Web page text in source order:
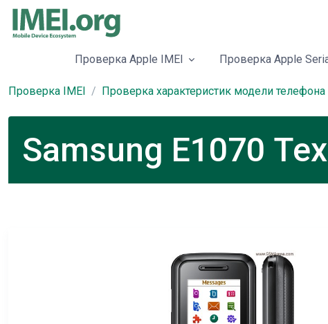
Проверка Apple IMEI Проверка Apple
Проверка IMEI Проверка характеристик модели телефона
Samsung E1070